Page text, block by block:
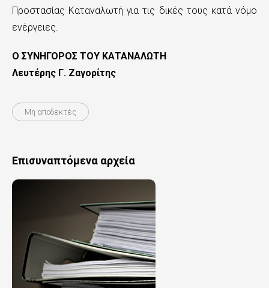
Προστασίας Καταναλωτή για τις δικές τους κατά νόμο
ενέργειες.
Ο ΣΥΝΗΓΟΡΟΣ ΤΟΥ ΚΑΤΑΝΑΛΩΤΗ
Λευτέρης Γ. Ζαγορίτης
Μη αποδεκτές
Επισυναπτόμενα αρχεία